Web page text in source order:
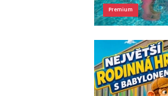
Premium